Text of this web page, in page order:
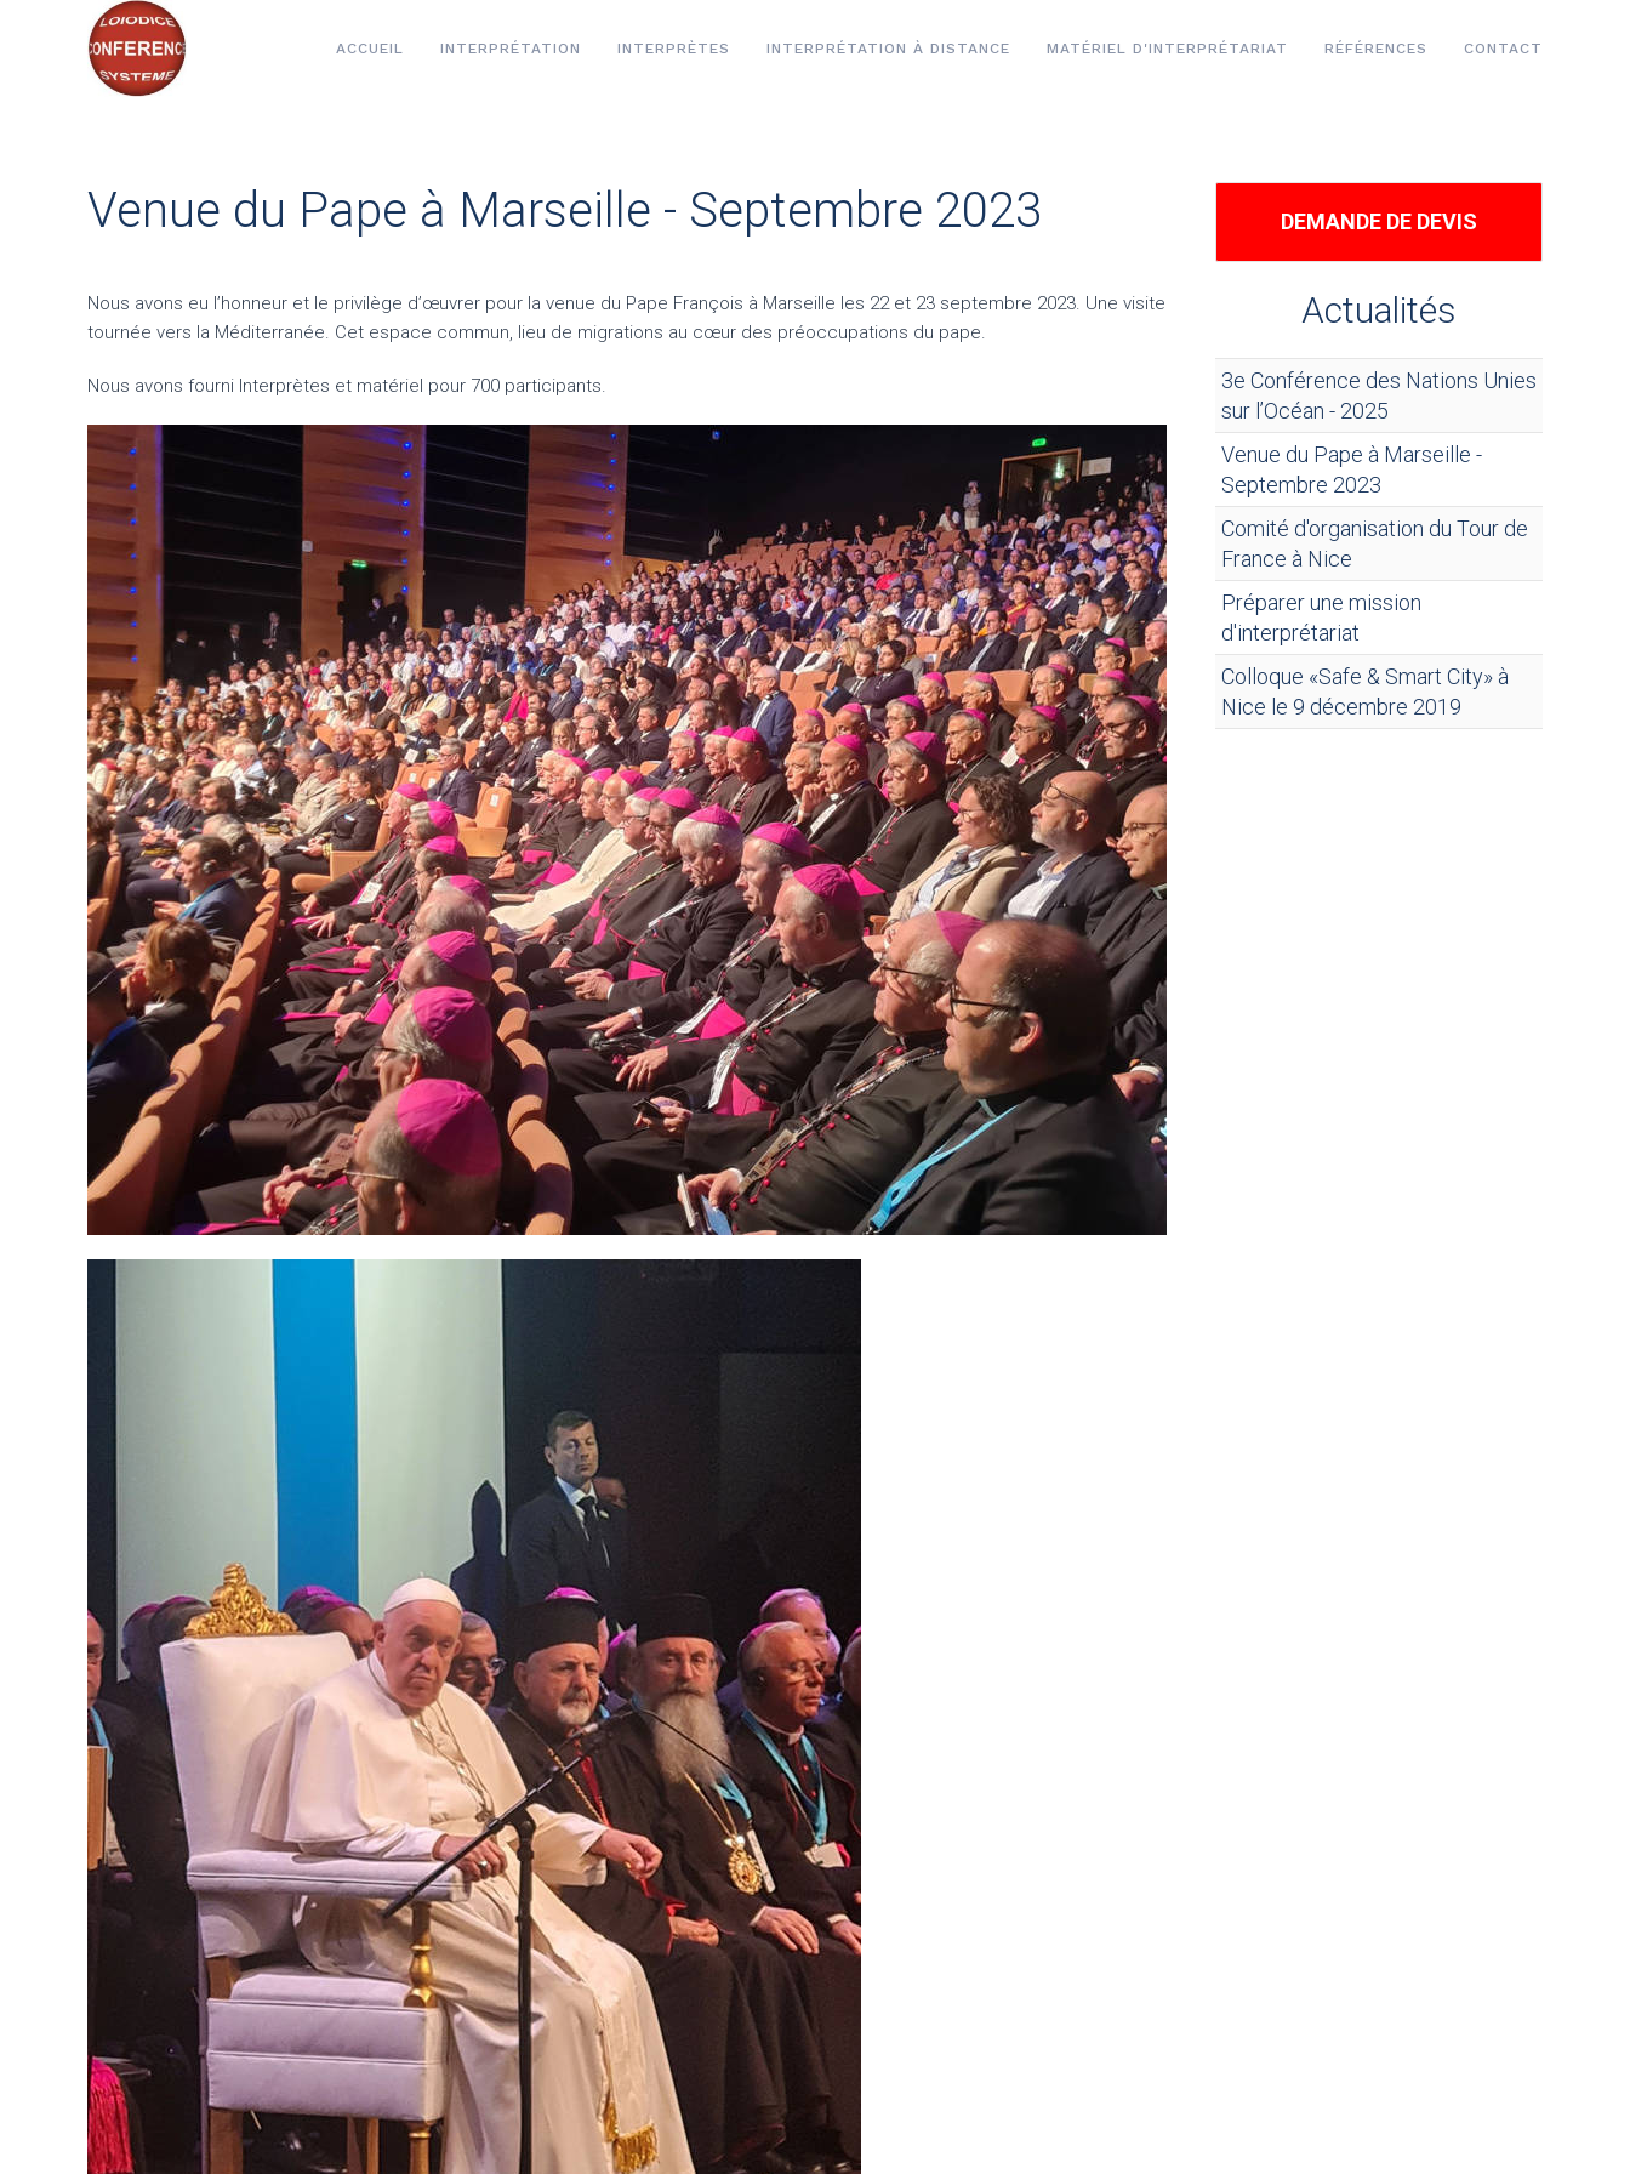
ACCUEIL INTERPRÉTATION INTERPRÈTES INTERPRÉTATION À DISTANCE MATÉRIEL D'INTERPRÉTARIAT RÉFÉRENCES CONTACT
Venue du Pape à Marseille - Septembre 2023
Nous avons eu l’honneur et le privilège d’œuvrer pour la venue du Pape François à Marseille les 22 et 23 septembre 2023. Une visite
tournée vers la Méditerranée. Cet espace commun, lieu de migrations au cœur des préoccupations du pape.
Nous avons fourni Interprètes et matériel pour 700 participants.
DEMANDE DE DEVIS
Actualités
3e Conférence des Nations Unies
sur l’Océan - 2025
Venue du Pape à Marseille -
Septembre 2023
Comité d'organisation du Tour de
France à Nice
Préparer une mission
d'interprétariat
Colloque «Safe & Smart City» à
Nice le 9 décembre 2019